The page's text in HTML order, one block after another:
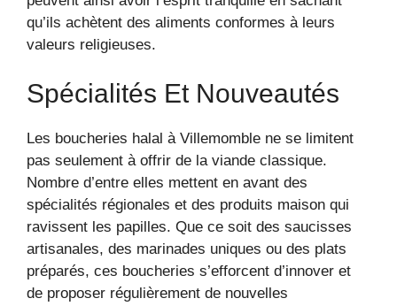
qu’ils achètent des aliments conformes à leurs
valeurs religieuses.
Spécialités Et Nouveautés
Les boucheries halal à Villemomble ne se limitent
pas seulement à offrir de la viande classique.
Nombre d’entre elles mettent en avant des
spécialités régionales et des produits maison qui
ravissent les papilles. Que ce soit des saucisses
artisanales, des marinades uniques ou des plats
préparés, ces boucheries s’efforcent d’innover et
de proposer régulièrement de nouvelles